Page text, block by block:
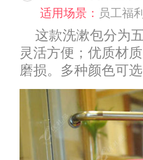
适用场景： 员工福利
这款洗漱包分为
灵活方便；优质材
磨损。多种颜色可